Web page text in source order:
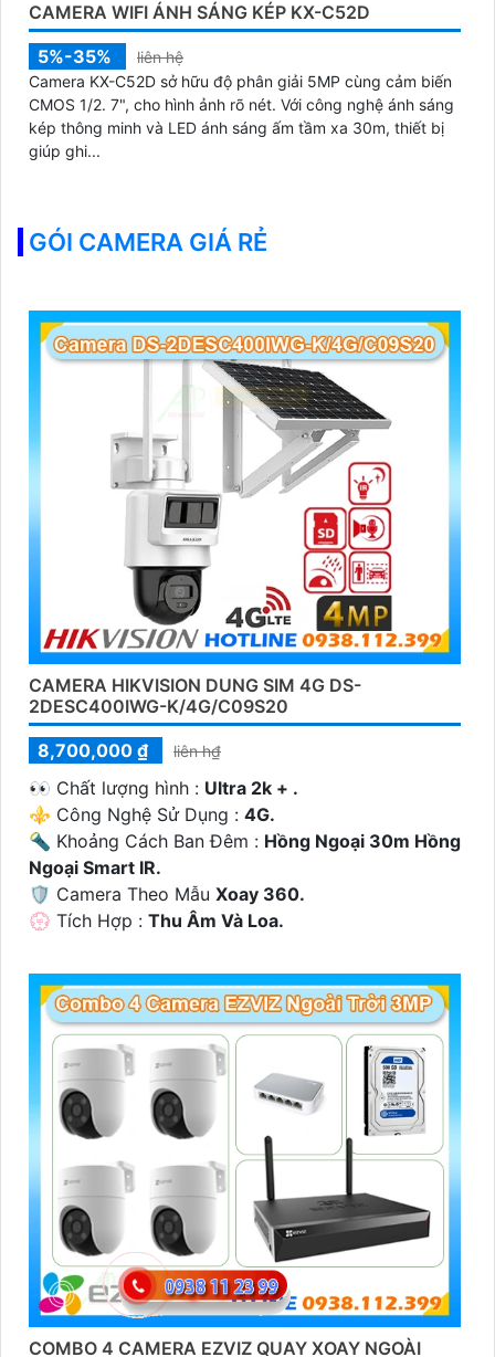
CAMERA WIFI ÁNH SÁNG KÉP KX-C52D
5%-35%
liên hệ
Camera KX-C52D sở hữu độ phân giải 5MP cùng cảm biến
CMOS 1/2. 7", cho hình ảnh rõ nét. Với công nghệ ánh sáng
kép thông minh và LED ánh sáng ấm tầm xa 30m, thiết bị
giúp ghi...
GÓI CAMERA GIÁ RẺ
CAMERA HIKVISION DUNG SIM 4G DS-
2DESC400IWG-K/4G/C09S20
8,700,000 ₫
liên h₫
️👀 Chất lượng hình : Ultra 2k + .
⚜️ Công Nghệ Sử Dụng : 4G.
🔦 Khoảng Cách Ban Đêm : Hồng Ngoại 30m Hồng
Ngoại Smart IR.
🛡 Camera Theo Mẫu Xoay 360.
️💮 Tích Hợp : Thu Âm Và Loa.
COMBO 4 CAMERA EZVIZ QUAY XOAY NGOÀI